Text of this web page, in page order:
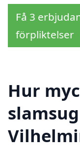
Få 3
förpliktelser
Hur